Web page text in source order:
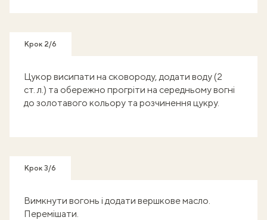
Крок 2/6
Цукор висипати на сковороду, додати воду (2
ст. л.) та обережно прогріти на середньому вогні
до золотавого кольору та розчинення цукру.
Крок 3/6
Вимкнути вогонь і додати вершкове масло.
Перемішати.